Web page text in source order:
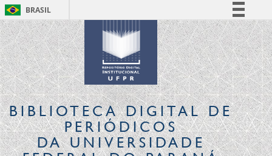
BRASIL
Simplifique!
Comunica BR
Participe
Acesso à informação
Legislação
Canais
BIBLIOTECA DIGITALDE
PERIÓDICOS
DA UNIVERSIDADE